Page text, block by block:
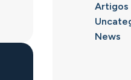
Artigos
News